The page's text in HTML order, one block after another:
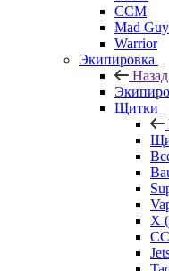
CCM
Mad Guy
Warrior
Экипировка
Назад
Щитки
X